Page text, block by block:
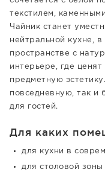
текстилем,
Чайник станет
нейтральной кухне,
пространстве с
интерьере, где
предметную
повседневную, так и
для гостей.
Для каких
для кухни в
для столовой